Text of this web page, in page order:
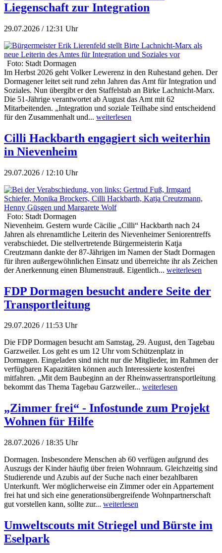
Liegenschaft zur Integration
29.07.2026 / 12:31 Uhr
Foto: Stadt Dormagen
Im Herbst 2026 geht Volker Lewerenz in den Ruhestand gehen. Der
Dormagener leitet seit rund zehn Jahren das Amt für Integration und
Soziales. Nun übergibt er den Staffelstab an Birke Lachnicht-Marx.
Die 51-Jährige verantwortet ab August das Amt mit 62
Mitarbeitenden. „Integration und soziale Teilhabe sind entscheidend
für den Zusammenhalt und... weiterlesen
Cilli Hackbarth engagiert sich weiterhin
in Nievenheim
29.07.2026 / 12:10 Uhr
Foto: Stadt Dormagen
Nievenheim. Gestern wurde Cäcilie „Cilli“ Hackbarth nach 24
Jahren als ehrenamtliche Leiterin des Nievenheimer Seniorentreffs
verabschiedet. Die stellvertretende Bürgermeisterin Katja
Creutzmann dankte der 87-Jährigen im Namen der Stadt Dormagen
für ihren außergewöhnlichen Einsatz und überreichte ihr als Zeichen
der Anerkennung einen Blumenstrauß. Eigentlich... weiterlesen
FDP Dormagen besucht andere Seite der
Transportleitung
29.07.2026 / 11:53 Uhr
Die FDP Dormagen besucht am Samstag, 29. August, den Tagebau
Garzweiler. Los geht es um 12 Uhr vom Schützenplatz in
Dormagen. Eingeladen sind nicht nur die Mitglieder, im Rahmen der
verfügbaren Kapazitäten können auch Interessierte kostenfrei
mitfahren. „Mit dem Baubeginn an der Rheinwassertransportleitung
bekommt das Thema Tagebau Garzweiler... weiterlesen
„Zimmer frei“ - Infostunde zum Projekt
Wohnen für Hilfe
28.07.2026 / 18:35 Uhr
Dormagen. Insbesondere Menschen ab 60 verfügen aufgrund des
Auszugs der Kinder häufig über freien Wohnraum. Gleichzeitig sind
Studierende und Azubis auf der Suche nach einer bezahlbaren
Unterkunft. Wer möglicherweise ein Zimmer oder ein Appartement
frei hat und sich eine generationsübergreifende Wohnpartnerschaft
gut vorstellen kann, sollte zur... weiterlesen
Umweltscouts mit Striegel und Bürste im
Eselpark